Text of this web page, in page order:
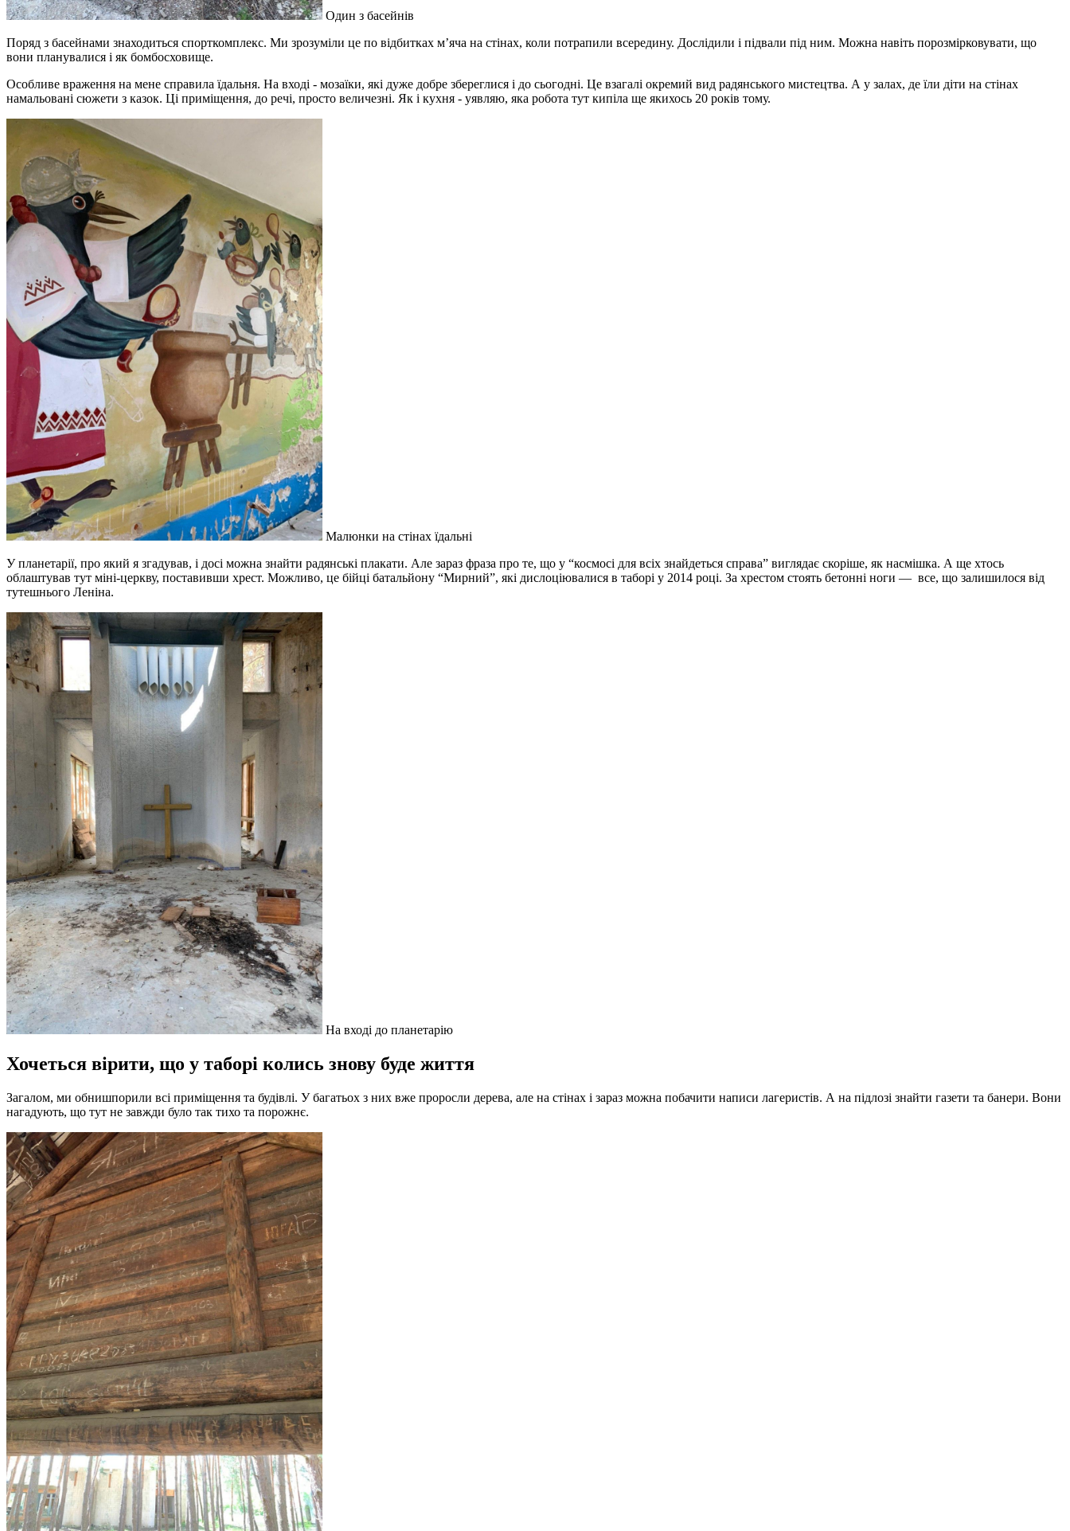
Один з басейнів
Поряд з басейнами знаходиться спорткомплекс. Ми зрозуміли це по відбитках м’яча на стінах, коли потрапили всередину. Дослідили і підвали під ним. Можна навіть порозмірковувати, що
вони планувалися і як бомбосховище.
Особливе враження на мене справила їдальня. На вході - мозаїки, які дуже добре збереглися і до сьогодні. Це взагалі окремий вид радянського мистецтва. А у залах, де їли діти на стінах
намальовані сюжети з казок. Ці приміщення, до речі, просто величезні. Як і кухня - уявляю, яка робота тут кипіла ще якихось 20 років тому.
Малюнки на стінах їдальні
У планетарії, про який я згадував, і досі можна знайти радянські плакати. Але зараз фраза про те, що у “космосі для всіх знайдеться справа” виглядає скоріше, як насмішка. А ще хтось
облаштував тут міні-церкву, поставивши хрест. Можливо, це бійці батальйону “Мирний”, які дислоціювалися в таборі у 2014 році. За хрестом стоять бетонні ноги — все, що залишилося від
тутешнього Леніна.
На вході до планетарію
Хочеться вірити, що у таборі колись знову буде життя
Загалом, ми обнишпорили всі приміщення та будівлі. У багатьох з них вже проросли дерева, але на стінах і зараз можна побачити написи лагеристів. А на підлозі знайти газети та банери. Вони
нагадують, що тут не завжди було так тихо та порожнє.